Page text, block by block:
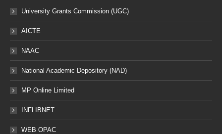
University Grants Commission (UGC)
AICTE
NAAC
National Academic Depository (NAD)
MP Online Limited
INFLIBNET
WEB OPAC